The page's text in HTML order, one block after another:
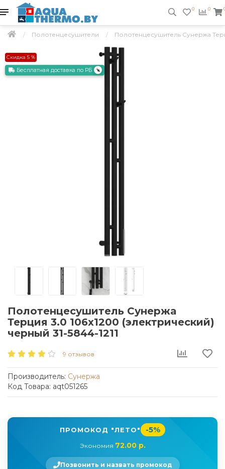
0 0
Полотенцесушители Полотенцесушитель Сунержа
Скидка 5 %
Бесплатная доставка по РБ
Полотенцесушитель Сунержа
Терция 3.0 106x1200 (электрический)
черный 31-5844-1211
9 отзывов
Производитель: Сунержа
Код Товара: aqt051265
ПРОМОКОД "ЛЕТО" -5%
Экономия 72.00 р.
Позвонить и назвать промокод